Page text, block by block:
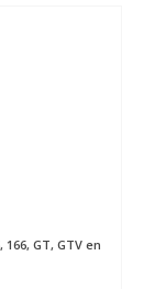
GT, GTV en